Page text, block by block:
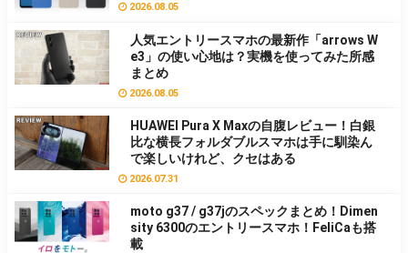
2026.08.05
人気エントリースマホの最新作「arrows W
e3」の使い心地は？実機を使ってみた所感
まとめ
2026.08.05
HUAWEI Pura X Maxの自腹レビュー！白銀
比な横長フォルダブルスマホは手に馴染ん
で楽しいけれど、クセはある
2026.07.31
moto g37 / g37jのスペックまとめ！Dimen
sity 6300のエントリースマホ！FeliCaも搭
載